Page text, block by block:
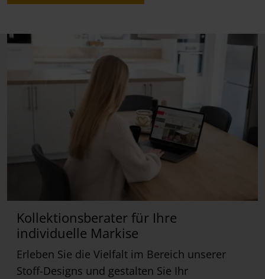
Kollektionsberater für Ihre
individuelle Markise
Erleben Sie die Vielfalt im Bereich unserer
Stoff-Designs und gestalten Sie Ihr